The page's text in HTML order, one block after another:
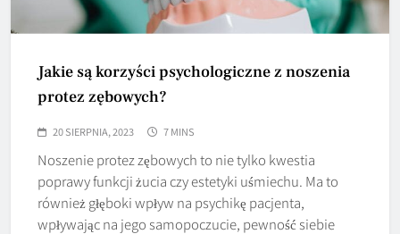
Jakie są korzyści psychologiczne z noszenia
protez zębowych?
20 SIERPNIA, 2023 7 MINS
Noszenie protez zębowych to nie tylko kwestia
poprawy funkcji żucia czy estetyki uśmiechu. Ma to
również głęboki wpływ na psychikę pacjenta,
wpływając na jego samopoczucie, pewność siebie